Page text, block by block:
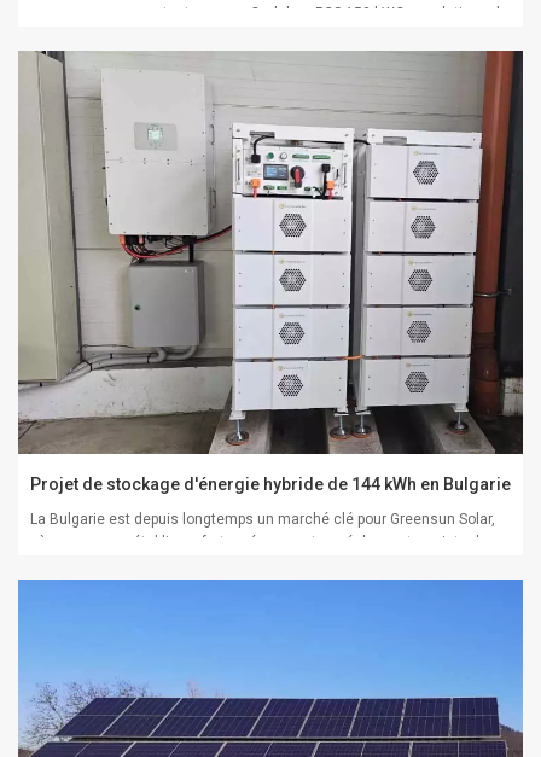
groupes, se connectent avec un Onduleur PCS 150 kWCes solutions de
efficaces, ont apporté un grand confort aux clients en Zambie.
Projet de stockage d'énergie hybride de 144 kWh en Bulgarie
La Bulgarie est depuis longtemps un marché clé pour Greensun Solar,
où nous avons établi une forte présence et noué des partenariats de